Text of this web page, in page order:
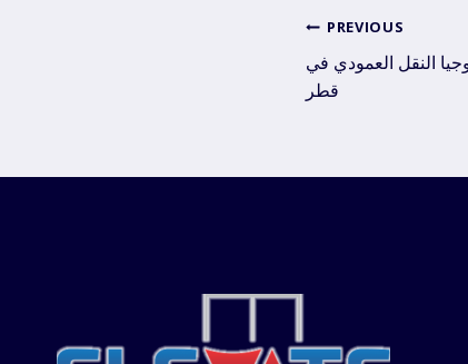
Post
PREVIOUS
النقل العمودي في
قطر